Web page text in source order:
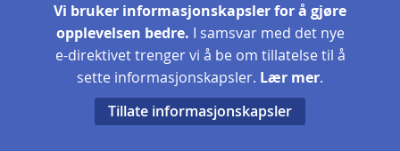
Vi bruker informasjonskapsler for å gjøre
opplevelsen bedre. I samsvar med det nye
e-direktivet trenger vi å be om tillatelse til å
sette informasjonskapsler. Lær mer.
Tillate informasjonskapsler